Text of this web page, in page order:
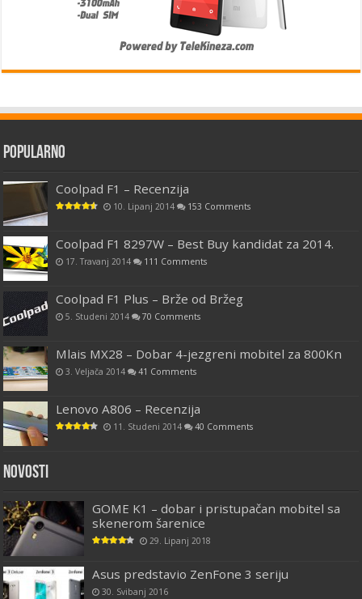
Popularno
Coolpad F1 – Recenzija
10. Lipanj 2014 153 Comments
Coolpad F1 8297W – Best Buy kandidat za 2014.
17. Travanj 2014 111 Comments
Coolpad F1 Plus – Brže od Bržeg
5. Studeni 2014 70 Comments
Mlais MX28 – Dobar 4-jezgreni mobitel za 800Kn
3. Veljača 2014 41 Comments
Lenovo A806 – Recenzija
11. Studeni 2014 40 Comments
Novosti
GOME K1 – dobar i pristupačan mobitel sa
skenerom šarenice
29. Lipanj 2018
Asus predstavio ZenFone 3 seriju
30. Svibanj 2016